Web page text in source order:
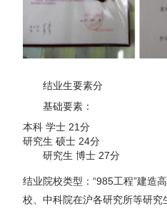
结业生要素分
基础要素：
本科 学士 21分
研究生 硕士 24分
研究生 博士 27分
结业院校类型：“985工程”建造
校、中科院在沪各研究所等研究